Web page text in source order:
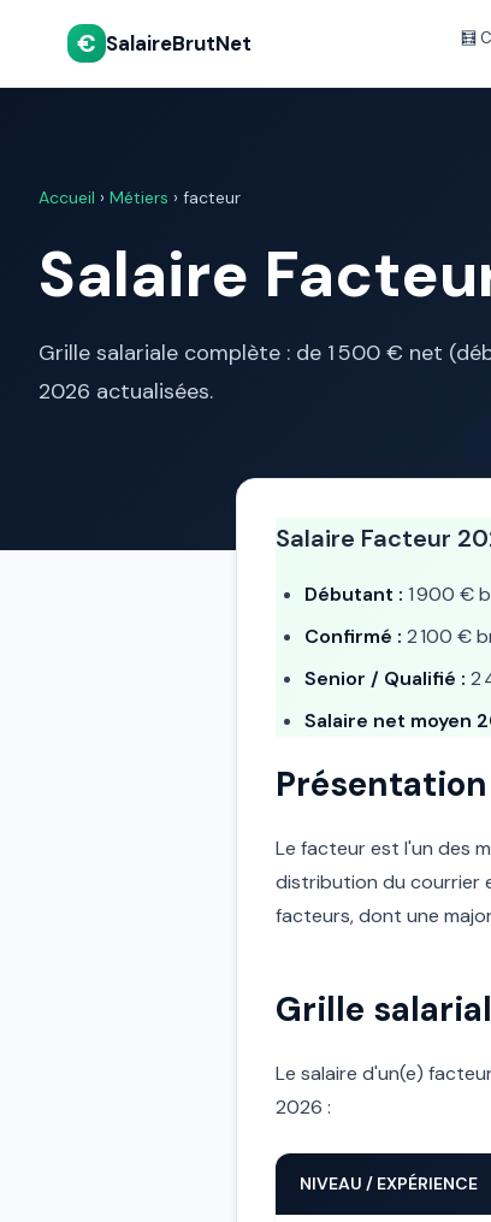
€ SalaireBrutNet 🧮
Accueil › Métiers › facteur
Salaire
Grille salariale complète : de 1 500 € net
2026 actualisées.
Salaire Facteur
Débutant : 1 900 €
Confirmé : 2 100 €
Senior / Qualifié : 2
Salaire net moyen
Le facteur est l'un des
distribution du courrier
facteurs, dont une
Grille
Le salaire d'un(e)
2026 :
NIVEAU / EXPÉRIENCE